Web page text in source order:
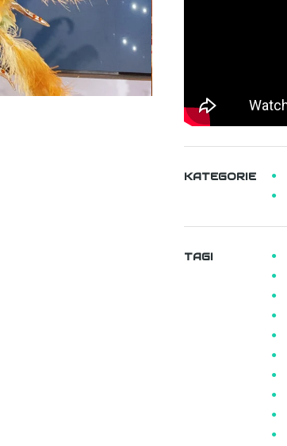
KATEGORIE
TAGI